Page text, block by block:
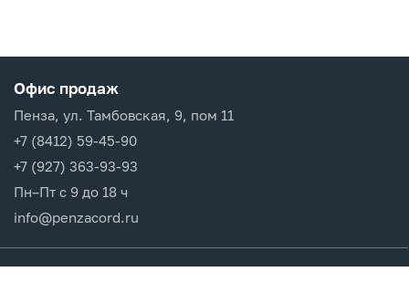
Офис продаж
Пенза, ул. Тамбовская, 9, пом 11
+7 (8412) 59-45-90
+7 (927) 363-93-93
Пн–Пт с 9 до 18 ч
info@penzacord.ru
Производители